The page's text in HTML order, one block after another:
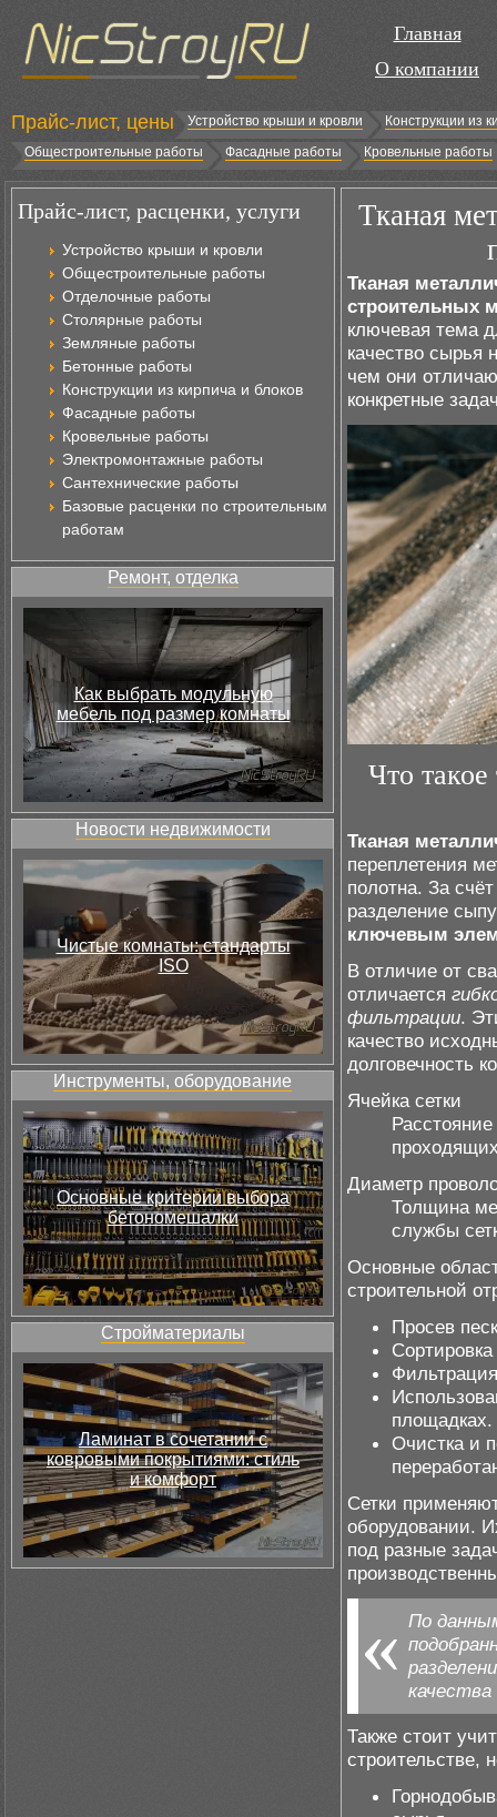
Главная
О компании
Прайс-лист, цены Устройство крыши и кровли
Конструкции из
Общестроительные работы
Фасадные работы Кровельные работы
Прайс-лист, расценки, услуги
Устройство крыши и кровли
Общестроительные работы
Отделочные работы
Столярные работы
Земляные работы
Бетонные работы
Конструкции из кирпича и блоков
Фасадные работы
Кровельные работы
Электромонтажные работы
Сантехнические работы
Базовые расценки по строительным
работам
Ремонт, отделка
Как выбрать модульную
мебель под размер комнаты
Новости недвижимости
Чистые комнаты: стандарты
ISO
Инструменты, оборудование
Основные критерии выбора
бетономешалки
Стройматериалы
Ламинат в сочетании с
ковровыми покрытиями: стиль
и комфорт
Тканая
Тканая
строительных
ключевая тема
качество сырья
чем они
конкретные
Что такое
Тканая
переплетения
полотна. За
разделение
ключевым
В отличие от
отличается
фильтрации.
качество
долговечность
Ячейка сетки
Диаметр
Толщина
службы
Основные
строительной
Просев
площадках.
Очистка и
Сетки
оборудовании.
под разные
По
Также стоит
строительстве,